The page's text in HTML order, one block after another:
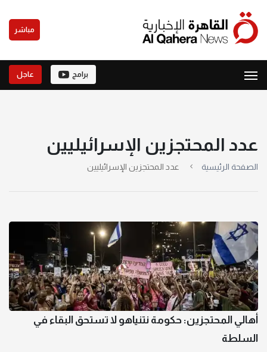
مباشر
برامج عاجل
عدد المحتجزين الإسرائيليين
الصفحة الرئيسية عدد المحتجزين الإسرائيليين
أهالي المحتجزين: حكومة نتنياهو لا تستحق البقاء في
السلطة